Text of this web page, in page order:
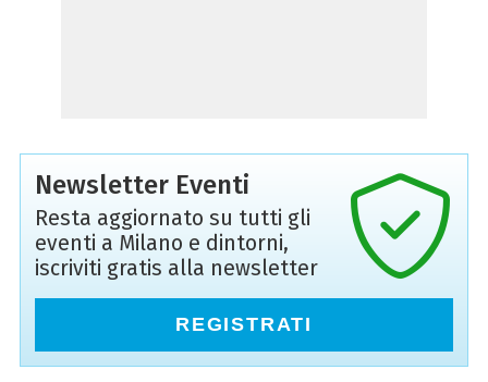
Newsletter Eventi
Resta aggiornato su tutti gli
eventi a Milano e dintorni,
iscriviti gratis alla newsletter
REGISTRATI